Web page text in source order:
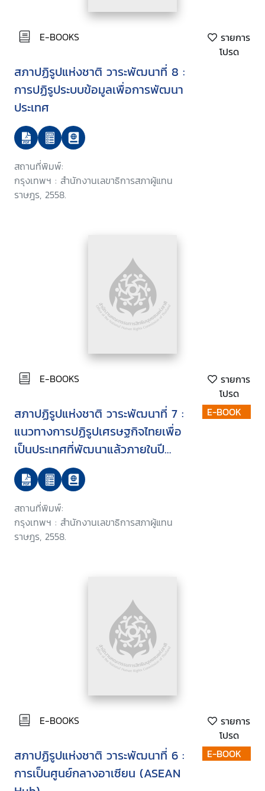
E-BOOKS
รายการ
โปรด
สภาปฏิรูปแห่งชาติ วาระพัฒนาที่ 8 :
การปฏิรูประบบข้อมูลเพื่อการพัฒนา
ประเทศ
สถานที่พิมพ์:
กรุงเทพฯ : สำนักงานเลขาธิการสภาผู้แทน
ราษฎร, 2558.
E-BOOKS
รายการ
โปรด
สภาปฏิรูปแห่งชาติ วาระพัฒนาที่ 7 :
แนวทางการปฏิรูปเศรษฐกิจไทยเพื่อ
เป็นประเทศที่พัฒนาแล้วภายในปี
2535
สถานที่พิมพ์:
กรุงเทพฯ : สำนักงานเลขาธิการสภาผู้แทน
ราษฎร, 2558.
E-BOOK
E-BOOKS
รายการ
โปรด
สภาปฏิรูปแห่งชาติ วาระพัฒนาที่ 6 :
การเป็นศูนย์กลางอาเซียน (ASEAN
E-BOOK